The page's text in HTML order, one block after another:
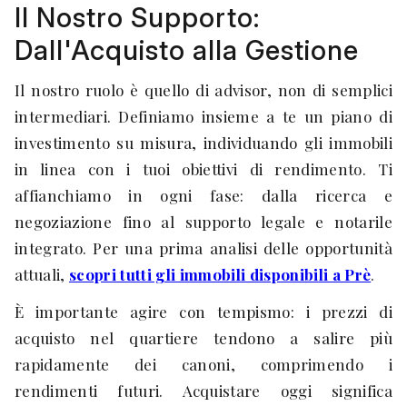
Il Nostro Supporto:
Dall'Acquisto alla Gestione
Il nostro ruolo è quello di advisor, non di semplici
intermediari. Definiamo insieme a te un piano di
investimento su misura, individuando gli immobili
in linea con i tuoi obiettivi di rendimento. Ti
affianchiamo in ogni fase: dalla ricerca e
negoziazione fino al supporto legale e notarile
integrato. Per una prima analisi delle opportunità
attuali, scopri tutti gli immobili disponibili a Prè.
È importante agire con tempismo: i prezzi di
acquisto nel quartiere tendono a salire più
rapidamente dei canoni, comprimendo i
rendimenti futuri. Acquistare oggi significa